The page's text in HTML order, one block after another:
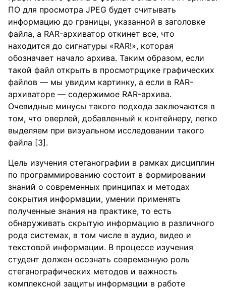
ПО для просмотра JPEG будет считывать
информацию до границы, указанной в заголовке
файла, а RAR-архиватор откинет все, что
находится до сигнатуры «RAR!», которая
обозначает начало архива. Таким образом, если
такой файл открыть в просмотрщике графических
файлов — мы увидим картинку, а если в RAR-
архиваторе — содержимое RAR-архива.
Очевидные минусы такого подхода заключаются в
том, что оверлей, добавленный к контейнеру, легко
выделяем при визуальном исследовании такого
файла [3].
Цель изучения стеганографии в рамках дисциплин
по программированию состоит в формировании
знаний о современных принципах и методах
сокрытия информации, умении применять
полученные знания на практике, то есть
обнаруживать скрытую информацию в различного
рода системах, в том числе в аудио, видео и
текстовой информации. В процессе изучения
студент должен осознать современную роль
стеганографических методов и важность
комплексной защиты информации в работе